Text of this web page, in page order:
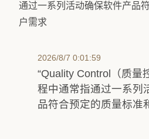
2026/8/7 0:01:59
“Quality Control（质量
程中通常指通过一系列
品符合预定的质量标准